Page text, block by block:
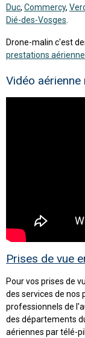
Duc, Commercy,
Dié-des-Vosges
Drone-malin c'est
prestations
Vidéo aérienne
Prises de vue
Pour vos prises de
des services de nos
professionnels de
des départements
aériennes par télé-